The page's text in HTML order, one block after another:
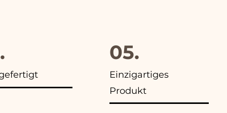
05.
Einzigartiges
Produkt